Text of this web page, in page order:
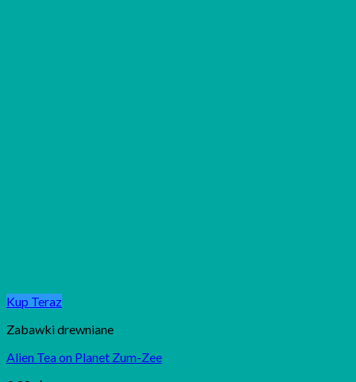
Kup Teraz
Zabawki drewniane
Alien Tea on Planet Zum-Zee